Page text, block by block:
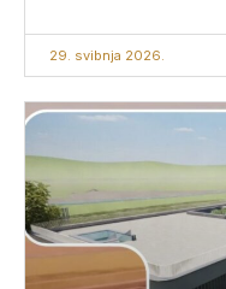
29. svibnja 2026.